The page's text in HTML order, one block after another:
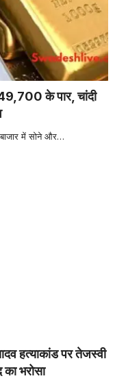
के पार, चांदी
में सोने और…
हत्याकांड पर तेजस्वी
भरोसा